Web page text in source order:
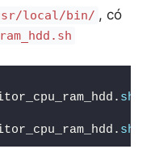
local/bin/ , có
sh
sh